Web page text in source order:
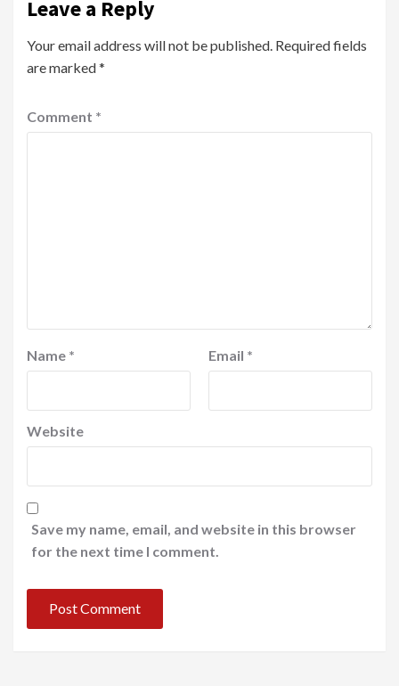
Leave a Reply
Your email address will not be published. Required fields
are marked*
Comment *
Name * Email *
Website
Save my name, email, and website in this browser
for the next time I comment.